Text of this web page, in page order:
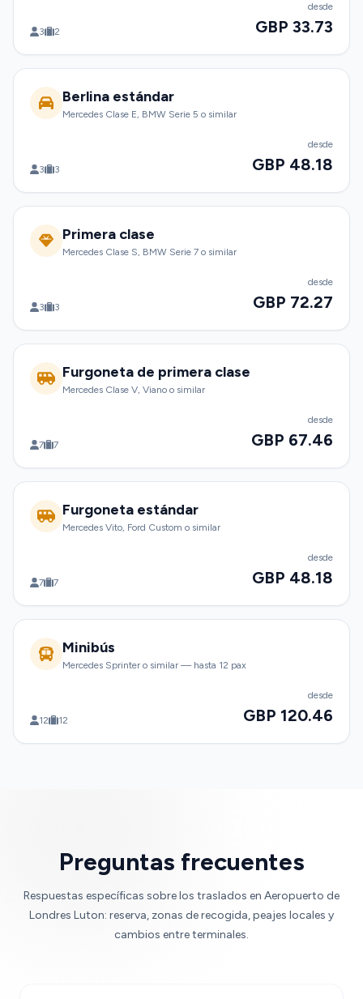
3 2
desde
GBP 33.73
Berlina estándar
Mercedes Clase E, BMW Serie 5 o similar
3 3
desde
GBP 48.18
Primera clase
Mercedes Clase S, BMW Serie 7 o similar
3 3
desde
GBP 72.27
Furgoneta de primera clase
Mercedes Clase V, Viano o similar
7 7
desde
GBP 67.46
Furgoneta estándar
Mercedes Vito, Ford Custom o similar
7 7
desde
GBP 48.18
Minibús
Mercedes Sprinter o similar — hasta 12 pax
12 12
desde
GBP 120.46
Preguntas frecuentes
Respuestas específicas sobre los traslados en Aeropuerto de
Londres Luton: reserva, zonas de recogida, peajes locales y
cambios entre terminales.